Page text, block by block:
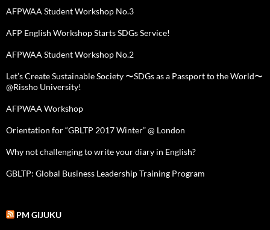
AFPWAA Student Workshop No.3
AFP English Workshop Starts SDGs Service!
AFPWAA Student Workshop No.2
Let’s Create Sustainable Society 〜SDGs as a Passport to the World〜
@Rissho University!
AFPWAA Workshop
Orientation for “GBLTP 2017 Winter” @ London
Why not challenging to write your diary in English?
GBLTP: Global Business Leadership Training Program
PM GIJUKU